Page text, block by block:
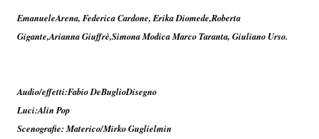
EmanueleArena, Federica Cardone, Erika Diomede,Roberta
Gigante,Arianna Giuffrè,Simona Modica Marco Taranta, Giuliano Urso.
Audio/effetti:Fabio DeBuglioDisegno
Luci:Alin Pop
Scenografie: Materico/Mirko Guglielmin